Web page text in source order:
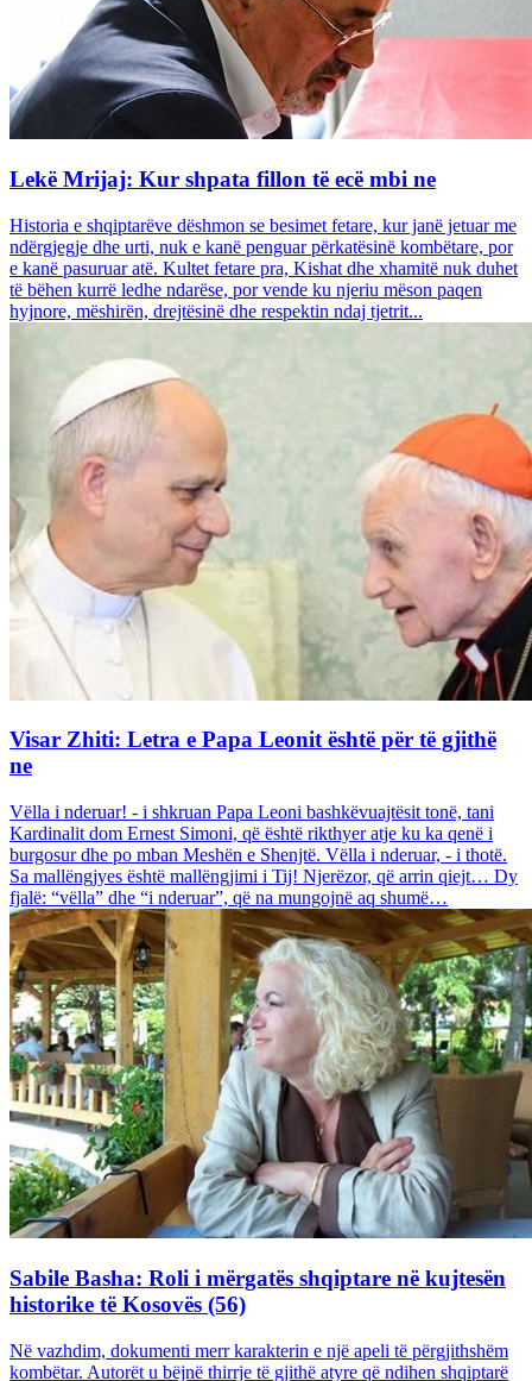
Lekë Mrijaj: Kur shpata fillon të ecë mbi ne
Historia e shqiptarëve dëshmon se besimet fetare, kur janë jetuar me
ndërgjegje dhe urti, nuk e kanë penguar përkatësinë kombëtare, por
e kanë pasuruar atë. Kultet fetare pra, Kishat dhe xhamitë nuk duhet
të bëhen kurrë ledhe ndarëse, por vende ku njeriu mëson paqen
hyjnore, mëshirën, drejtësinë dhe respektin ndaj tjetrit...
Visar Zhiti: Letra e Papa Leonit është për të gjithë
ne
Vëlla i nderuar! - i shkruan Papa Leoni bashkëvuajtësit tonë, tani
Kardinalit dom Ernest Simoni, që është rikthyer atje ku ka qenë i
burgosur dhe po mban Meshën e Shenjtë. Vëlla i nderuar, - i thotë.
Sa mallëngjyes është mallëngjimi i Tij! Njerëzor, që arrin qiejt… Dy
fjalë: “vëlla” dhe “i nderuar”, që na mungojnë aq shumë…
Sabile Basha: Roli i mërgatës shqiptare në kujtesën
historike të Kosovës (56)
Në vazhdim, dokumenti merr karakterin e një apeli të përgjithshëm
kombëtar. Autorët u bëjnë thirrje të gjithë atyre që ndihen shqiptarë